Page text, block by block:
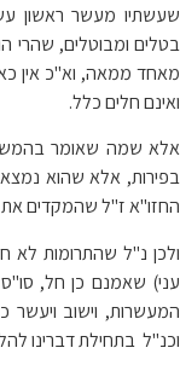
שעשתיו מעשר ראשון
בטלים ומבוטלים, שהרי
מאחד ממאה, וא"כ אין
ואינם חלים כלל.
אלא שמה שאומר
בפירות, אלא שהוא
החזו"א ז"ל שהמקדים
ולכן נ"ל שהתרומות לא
עני) שאמנם כן חל,
המעשרות, וישוב
וכנ"ל בתחילת דברינו